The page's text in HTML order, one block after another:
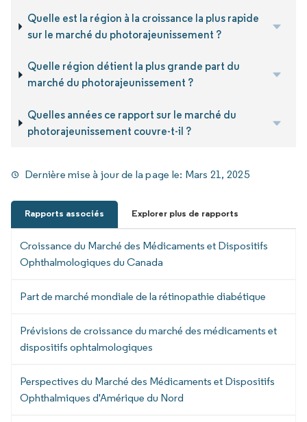
Quelle est la région à la croissance la plus rapide
sur le marché du photorajeunissement ?
Quelle région détient la plus grande part du
marché du photorajeunissement ?
Quelles années ce rapport sur le marché du
photorajeunissement couvre-t-il ?
Dernière mise à jour de la page le: Mars 21, 2025
Rapports associés Explorer plus de rapports
Croissance du Marché des Médicaments et Dispositifs
Ophthalmologiques du Canada
Part de marché mondiale de la rétinopathie diabétique
Prévisions de croissance du marché des médicaments et
dispositifs ophtalmologiques
Perspectives du Marché des Médicaments et Dispositifs
Ophthalmiques d'Amérique du Nord